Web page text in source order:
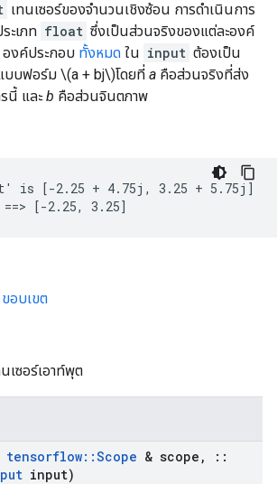
เทนเซอร์ของจำนวนเชิงซ้อน การดำเนินการ
ะเภท float ซึ่งเป็นส่วนจริงของแต่ละองค์
องค์ประกอบ ทั้งหมด ใน input ต้องเป็น
บบฟอร์ม \(a + bj\)โดยที่ a คือส่วนจริงที่ส่ง
นี้ และb คือส่วนจินตภาพ
is [-2.25 + 4.75j, 3.25 + 5.75j]
[-2.25, 3.25]
ขอบเขต
เซอร์เอาท์พุต
tensorflow::Scope & scope ,
::
input)